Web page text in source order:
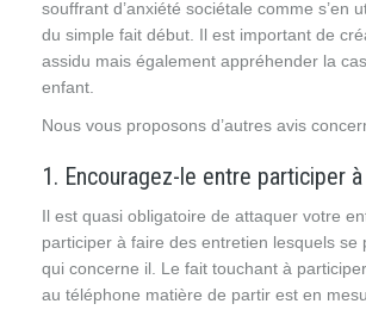
souffrant d’anxiété sociétale comme s’en
du simple fait début. Il est important de
assidu mais également appréhender la
enfant.
Nous vous proposons d’autres avis
1. Encouragez-le entre participer
Il est quasi obligatoire de attaquer votre
participer à faire des entretien lesquels se
qui concerne il. Le fait touchant à
au téléphone matière de partir est en